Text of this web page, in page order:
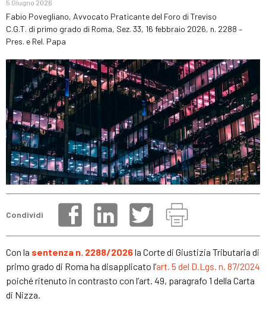
5 Giugno 2026
Fabio Povegliano, Avvocato Praticante del Foro di Treviso
C.G.T. di primo grado di Roma, Sez. 33, 16 febbraio 2026, n. 2288 –
Pres. e Rel. Papa
Condividi
Con la sentenza n. 2288/2026la Corte di Giustizia Tributaria di
primo grado di Roma ha disapplicato l’art. 5 del D.Lgs. n. 87/2024
poiché ritenuto in contrasto con l’art. 49, paragrafo 1 della Carta
di Nizza.